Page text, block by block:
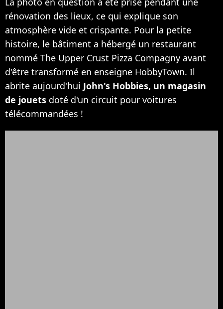
rénovation des lieux, ce qui explique son
atmosphère vide et crispante. Pour la petite
histoire, le bâtiment a hébergé un restaurant
nommé The Upper Crust Pizza Compagny avant
d'être transformé en enseigne HobbyTown. Il
abrite aujourd'hui John's Hobbies, un magasin
de jouets doté d'un circuit pour voitures
télécommandées !